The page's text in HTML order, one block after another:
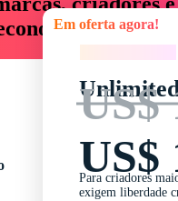
até
Em oferta agora!
US$
US$
Para criadores
exigem liberdade